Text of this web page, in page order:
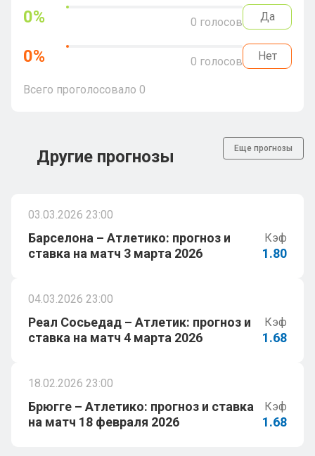
0% 0 голосов Да
0% 0 голосов Нет
Всего проголосовало 0
Другие прогнозы Еще прогнозы
03.03.2026 23:00
Барселона – Атлетико: прогноз и
ставка на матч 3 марта 2026
Кэф
1.80
04.03.2026 23:00
Реал Сосьедад – Атлетик: прогноз и
ставка на матч 4 марта 2026
Кэф
1.68
18.02.2026 23:00
Брюгге – Атлетико: прогноз и ставка
на матч 18 февраля 2026
Кэф
1.68